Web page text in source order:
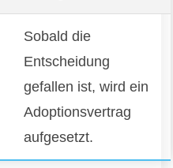
Sobald die
Entscheidung
gefallen ist, wird ein
Adoptionsvertrag
aufgesetzt.